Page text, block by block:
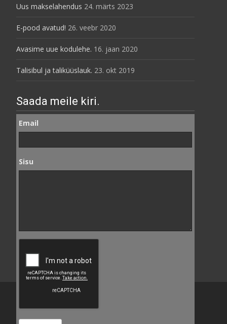
Uus makselahendus 24. märts 2023
E-pood avatud! 26. veebr 2020
Avasime uue kodulehe. 16. jaan 2020
Talisibul ja taliküüslauk. 23. okt 2019
Saada meile kiri.
Email
Sisu